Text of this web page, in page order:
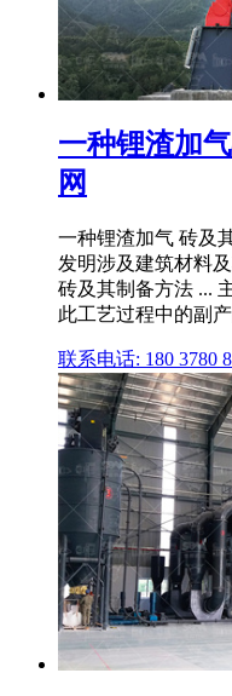
一种锂渣加
网
一种锂渣加气 砖及
发明涉及建筑材料
砖及其制备方法 ...
此工艺过程中的副
联系电话: 180 3780